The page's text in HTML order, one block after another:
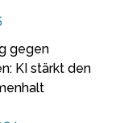
gegen
KI stärkt den